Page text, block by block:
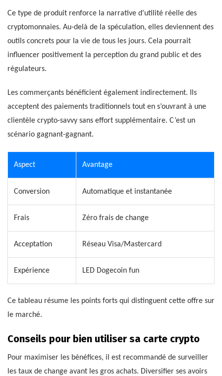
Ce type de produit renforce la narrative d’utilité réelle des
cryptomonnaies. Au-delà de la spéculation, elles deviennent des
outils concrets pour la vie de tous les jours. Cela pourrait
influencer positivement la perception du grand public et des
régulateurs.
Les commerçants bénéficient également indirectement. Ils
acceptent des paiements traditionnels tout en s’ouvrant à une
clientèle crypto-savvy sans effort supplémentaire. C’est un
scénario gagnant-gagnant.
Aspect Avantage
Conversion Automatique et instantanée
Frais Zéro frais de change
Acceptation Réseau Visa/Mastercard
Expérience LED Dogecoin fun
Ce tableau résume les points forts qui distinguent cette offre sur
le marché.
Conseils pour bien utiliser sa carte crypto
Pour maximiser les bénéfices, il est recommandé de surveiller
les taux de change avant les gros achats. Diversifier ses avoirs